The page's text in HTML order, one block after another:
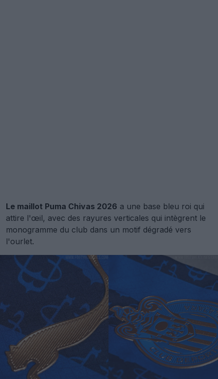
Le maillot Puma Chivas 2026 a une base bleu roi qui
attire l'œil, avec des rayures verticales qui intègrent le
monogramme du club dans un motif dégradé vers
l'ourlet.